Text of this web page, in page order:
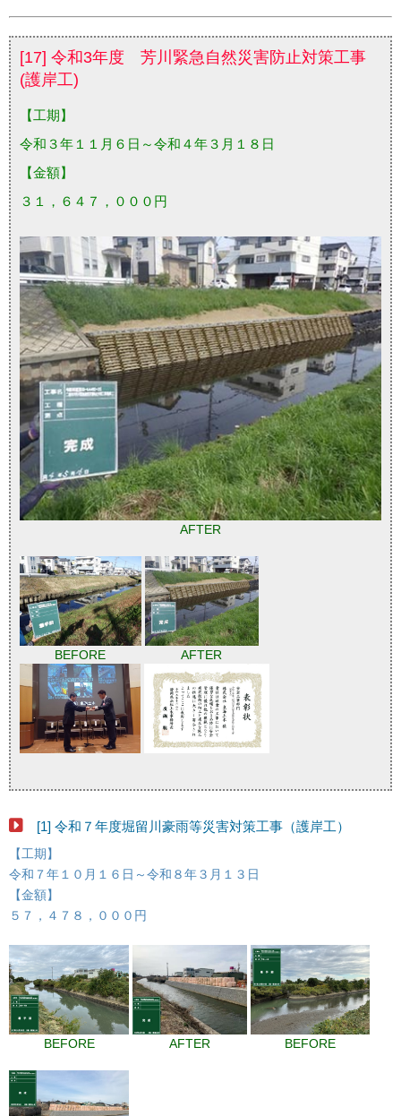
[17] 令和3年度 芳川緊急自然災害防止対策工事
(護岸工)
【工期】
令和３年１１月６日～令和４年３月１８日
【金額】
３１，６４７，０００円
AFTER
BEFORE AFTER
[1] 令和７年度堀留川豪雨等災害対策工事（護岸工）
【工期】
令和７年１０月１６日～令和８年３月１３日
【金額】
５７，４７８，０００円
BEFORE AFTER BEFORE